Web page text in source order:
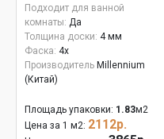
Подходит для ванной
комнаты: Да
Толщина доски: 4 мм
Фаска: 4x
Производитель Millennium
(Китай)
Площадь упаковки: 1.83м2
Цена за 1 м2: 2112р.